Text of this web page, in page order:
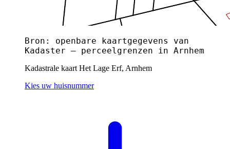
Bron: openbare kaartgegevens van
Kadaster — perceelgrenzen in Arnhem
Kadastrale kaart Het Lage Erf, Arnhem
Kies uw huisnummer